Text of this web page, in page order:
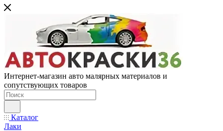
Интернет-магазин авто малярных материалов и
сопутствующих товаров
Каталог
Лаки